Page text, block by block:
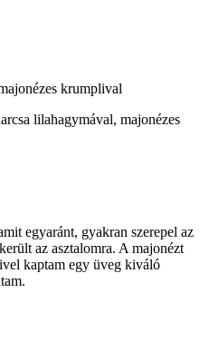
lilahagymával, majonézes
egyaránt, gyakran szerepel az
az asztalomra. A majonézt
kaptam egy üveg kiváló